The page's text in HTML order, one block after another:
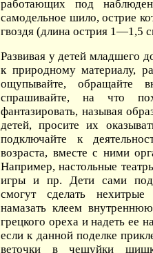
работающих под
самодельное шило, острие
гвоздя (длина острия 1—1,5
Развивая у детей младшего
к природному материалу,
ощупывайте, обращайте
спрашивайте, на что
фантазировать, называя
детей, просите их
подключайте к
возраста, вместе с ними
Например, настольные
игры и пр. Дети сами под
смогут сделать
намазать клеем
грецкого ореха и надеть ее
если к данной поделке
веточки в чешуйки